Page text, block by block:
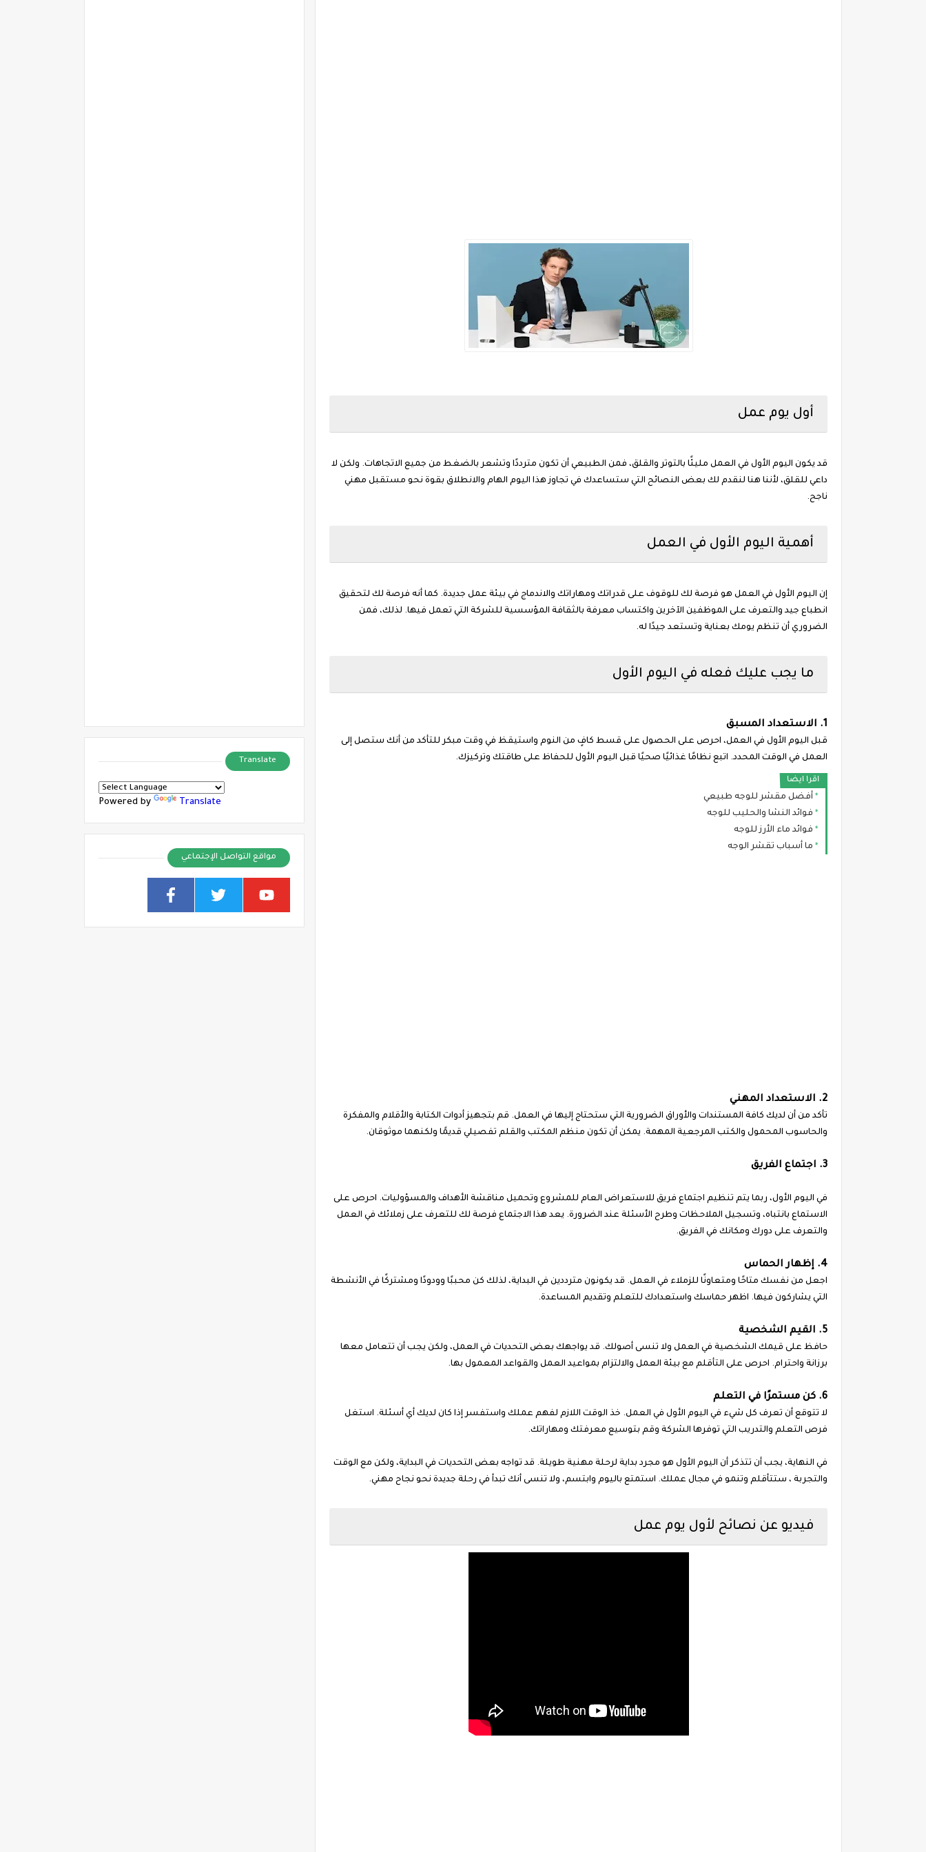
أول يوم عمل
قد يكون اليوم الأول في العمل مليئًا بالتوتر والقلق، فمن الطبيعي أن تكون مترددًا وتشعر بالضغط من جميع الاتجاهات. ولكن لا
داعي للقلق، لأننا هنا لنقدم لك بعض النصائح التي ستساعدك في تجاوز هذا اليوم الهام والانطلاق بقوة نحو مستقبل مهني
ناجح.
أهمية اليوم الأول في العمل
إن اليوم الأول في العمل هو فرصة لك للوقوف على قدراتك ومهاراتك والاندماج في بيئة عمل جديدة. كما أنه فرصة لك لتحقيق
انطباع جيد والتعرف على الموظفين الآخرين واكتساب معرفة بالثقافة المؤسسية للشركة التي تعمل فيها. لذلك، فمن
الضروري أن تنظم يومك بعناية وتستعد جيدًا له.
ما يجب عليك فعله في اليوم الأول
1. الاستعداد المسبق
قبل اليوم الأول في العمل، احرص على الحصول على قسط كافٍ من النوم واستيقظ في وقت مبكر للتأكد من أنك ستصل إلى
العمل في الوقت المحدد. اتبع نظامًا غذائيًا صحيًا قبل اليوم الأول للحفاظ على طاقتك وتركيزك.
اقرا ايضا
أفضل مقشر للوجه طبيعي
فوائد النشا والحليب للوجه
فوائد ماء الأرز للوجه
ما أسباب تقشر الوجه
2. الاستعداد المهني
تأكد من أن لديك كافة المستندات والأوراق الضرورية التي ستحتاج إليها في العمل. قم بتجهيز أدوات الكتابة والأقلام والمفكرة
والحاسوب المحمول والكتب المرجعية المهمة. يمكن أن تكون منظم المكتب والقلم تفصيلي قديمًا ولكنهما موثوقان.
3. اجتماع الفريق
في اليوم الأول، ربما يتم تنظيم اجتماع فريق للاستعراض العام للمشروع وتحميل مناقشة الأهداف والمسؤوليات. احرص على
الاستماع بانتباه، وتسجيل الملاحظات وطرح الأسئلة عند الضرورة. يعد هذا الاجتماع فرصة لك للتعرف على زملائك في العمل
والتعرف على دورك ومكانك في الفريق.
4. إظهار الحماس
اجعل من نفسك متاحًا ومتعاونًا للزملاء في العمل. قد يكونون مترددين في البداية، لذلك كن محببًا وودودًا ومشتركًا في الأنشطة
التي يشاركون فيها. اظهر حماسك واستعدادك للتعلم وتقديم المساعدة.
5. القيم الشخصية
حافظ على قيمك الشخصية في العمل ولا تنسى أصولك. قد يواجهك بعض التحديات في العمل، ولكن يجب أن تتعامل معها
برزانة واحترام. احرص على التأقلم مع بيئة العمل والالتزام بمواعيد العمل والقواعد المعمول بها.
6. كن مستمرًا في التعلم
لا تتوقع أن تعرف كل شيء في اليوم الأول في العمل. خذ الوقت اللازم لفهم عملك واستفسر إذا كان لديك أي أسئلة. استغل
فرص التعلم والتدريب التي توفرها الشركة وقم بتوسيع معرفتك ومهاراتك.
في النهاية، يجب أن تتذكر أن اليوم الأول هو مجرد بداية لرحلة مهنية طويلة. قد تواجه بعض التحديات في البداية، ولكن مع الوقت
والتجربة ، ستتأقلم وتنمو في مجال عملك. استمتع باليوم وابتسم، ولا تنسى أنك تبدأ في رحلة جديدة نحو نجاح مهني.
فيديو عن نصائح لأول يوم عمل
Translate
Powered by Translate
مواقع التواصل الإجتماعي